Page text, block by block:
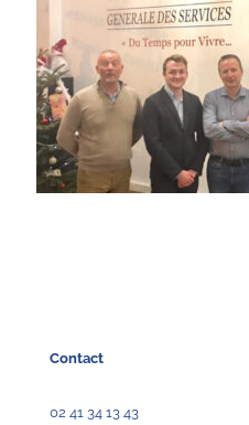
Contact
02 41 34 13 43